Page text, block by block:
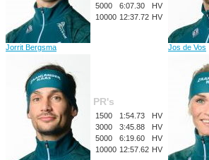
Jorrit Bergsma
5000
6:07.30
HV
10000 12:37.72 HV
Jos de Vos
PR's
1500 1:54.73
HV
3000
3:45.88
HV
5000
6:19.60
HV
10000 12:57.62 HV